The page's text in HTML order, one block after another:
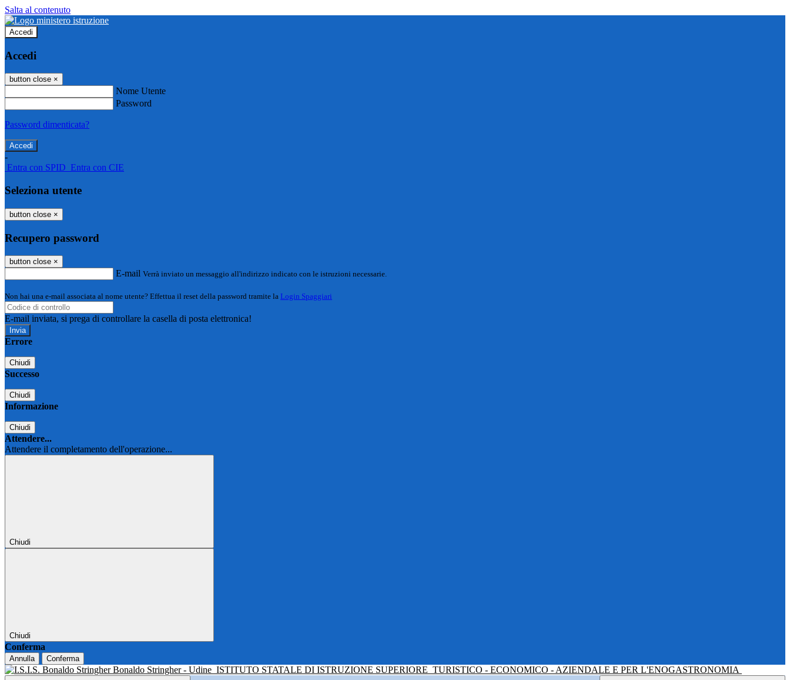
Salta al contenuto
Accedi
Accedi
button close ×
Nome Utente
Password
Password dimenticata?
-
Entra con SPID Entra con CIE
Seleziona utente
button close ×
Recupero password
button close ×
E-mail Verrà inviato un messaggio all'indirizzo indicato con le istruzioni necessarie.
Non hai una e-mail associata al nome utente? Effettua il reset della password tramite la Login Spaggiari
E-mail inviata, si prega di controllare la casella di posta elettronica!
Errore
Chiudi
Successo
Chiudi
Informazione
Chiudi
Attendere...
Attendere il completamento dell'operazione...
Chiudi
Chiudi
Conferma
Annulla Conferma
Bonaldo Stringher - Udine ISTITUTO STATALE DI ISTRUZIONE SUPERIORE TURISTICO - ECONOMICO - AZIENDALE E PER L'ENOGASTRONOMIA